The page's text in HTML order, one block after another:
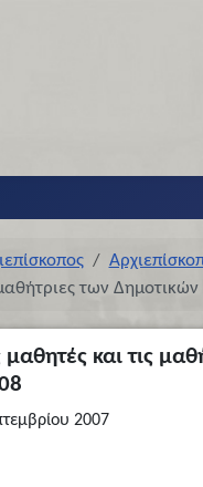
των
και τις
2007